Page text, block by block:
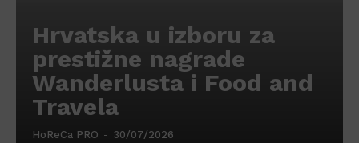
Hrvatska u izboru za
prestižne nagrade
Wanderlusta i Food and
Travela
HoReCa PRO - 30/07/2026